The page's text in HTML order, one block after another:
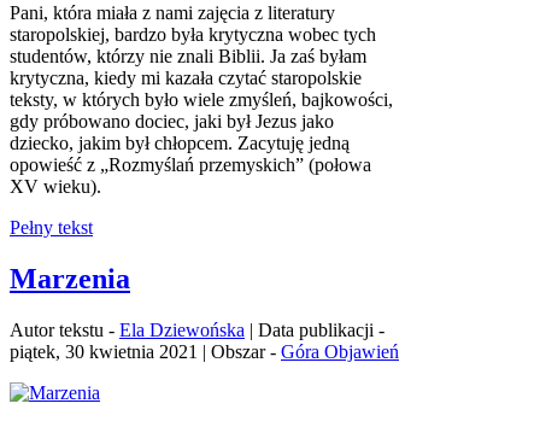
Pani, która miała z nami zajęcia z literatury
staropolskiej, bardzo była krytyczna wobec tych
studentów, którzy nie znali Biblii. Ja zaś byłam
krytyczna, kiedy mi kazała czytać staropolskie
teksty, w których było wiele zmyśleń, bajkowości,
gdy próbowano dociec, jaki był Jezus jako
dziecko, jakim był chłopcem. Zacytuję jedną
opowieść z „Rozmyślań przemyskich” (połowa
XV wieku).
Pełny tekst
Marzenia
Autor tekstu - Ela Dziewońska | Data publikacji -
piątek, 30 kwietnia 2021 | Obszar - Góra Objawień